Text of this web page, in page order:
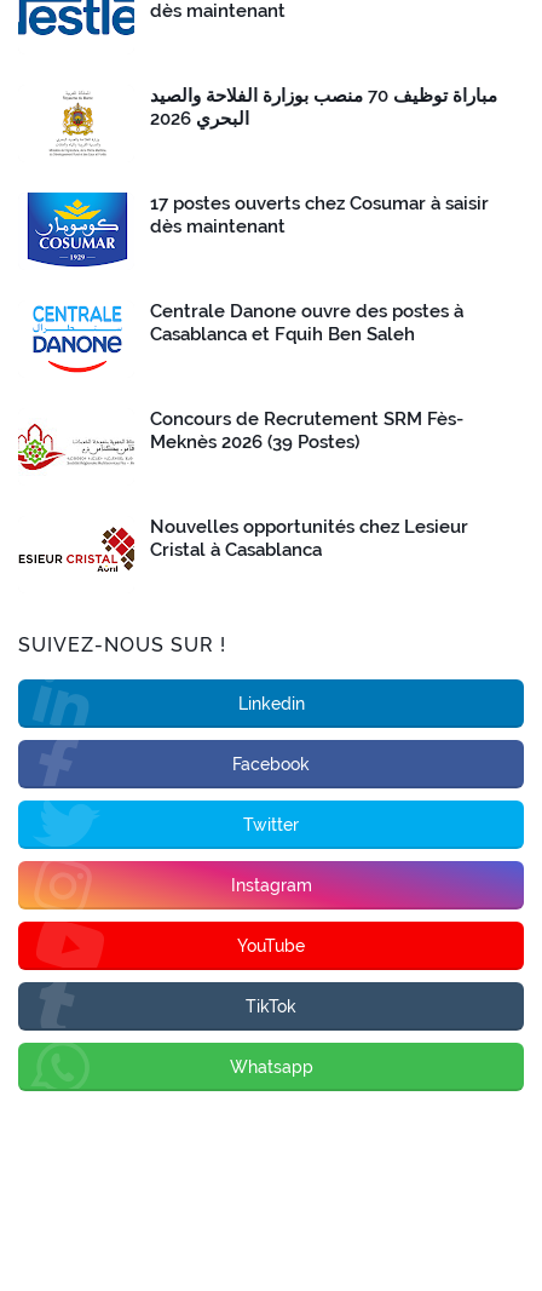
dès maintenant
مباراة توظيف 70 منصب بوزارة الفلاحة والصيد
البحري 2026
17 postes ouverts chez Cosumar à saisir
dès maintenant
Centrale Danone ouvre des postes à
Casablanca et Fquih Ben Saleh
Concours de Recrutement SRM Fès-
Meknès 2026 (39 Postes)
Nouvelles opportunités chez Lesieur
Cristal à Casablanca
SUIVEZ-NOUS SUR !
Linkedin
Facebook
Twitter
Instagram
YouTube
TikTok
Whatsapp